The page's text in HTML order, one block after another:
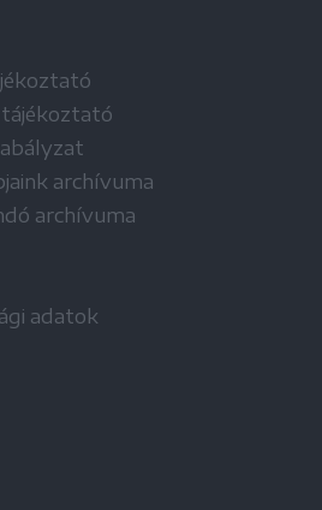
tájékoztató
archívuma
archívuma
adatok